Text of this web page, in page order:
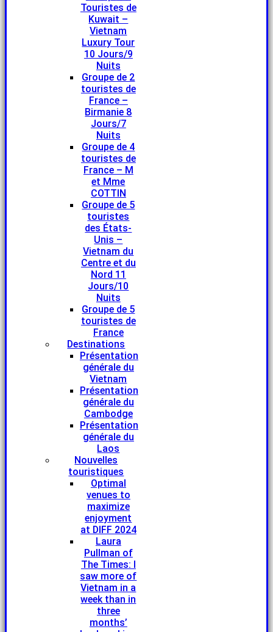
Touristes de
Kuwait –
Vietnam
Luxury Tour
10 Jours/9
Nuits
Groupe de 2
touristes de
France –
Birmanie 8
Jours/7
Nuits
Groupe de 4
touristes de
France – M
et Mme
COTTIN
Groupe de 5
touristes
des États-
Unis –
Vietnam du
Centre et du
Nord 11
Jours/10
Nuits
Groupe de 5
touristes de
France
Destinations
Présentation
générale du
Vietnam
Présentation
générale du
Cambodge
Présentation
générale du
Laos
Nouvelles
touristiques
Optimal
venues to
maximize
enjoyment
at DIFF 2024
Laura
Pullman of
The Times: I
saw more of
Vietnam in a
week than in
three
months’